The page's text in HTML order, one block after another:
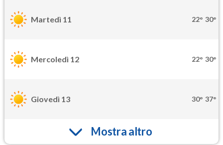
Martedì 11 22° 30°
Mercoledì 12 22° 30°
Giovedì 13 30° 37°
Mostra altro